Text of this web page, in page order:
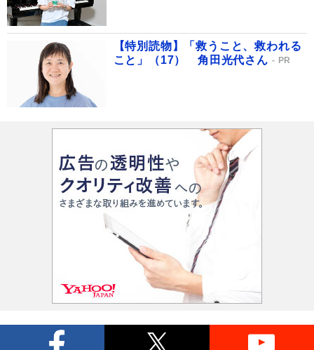
【特別読物】「救うこと、救われる
こと」（17） 角田光代さん
PR